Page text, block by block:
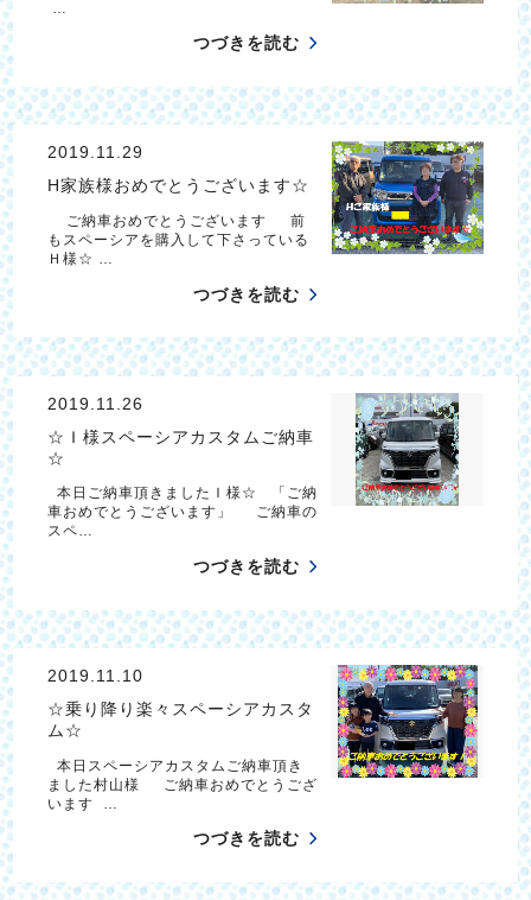
つづきを読む
2019.11.29
H家族様おめでとうございます☆
ご納車おめでとうございます 前
もスペーシアを購入して下さっている
Ｈ様☆ …
つづきを読む
2019.11.26
☆Ｉ様スペーシアカスタムご納車
☆
本日ご納車頂きましたＩ様☆ 「ご納
車おめでとうございます」 ご納車の
スペ…
つづきを読む
2019.11.10
☆乗り降り楽々スペーシアカスタ
ム☆
本日スペーシアカスタムご納車頂き
ました村山様 ご納車おめでとうござ
います …
つづきを読む